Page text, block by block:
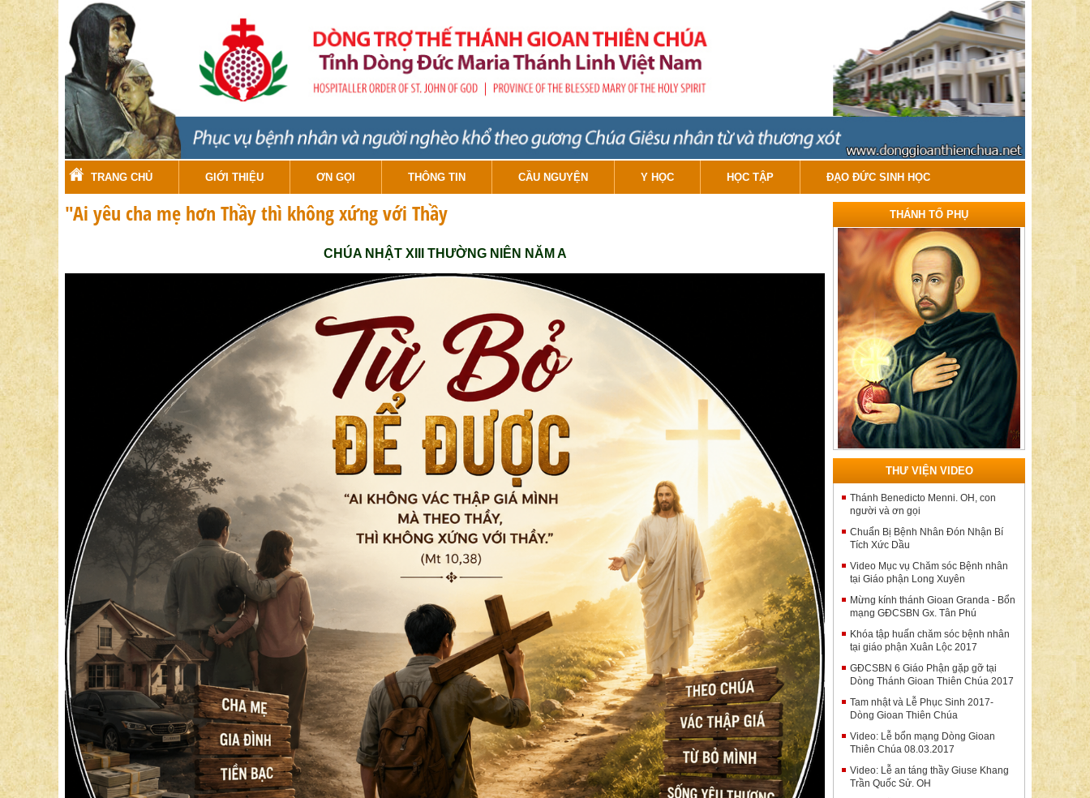
TRANG CHỦ GIỚI THIỆU ƠN GỌI THÔNG TIN CẦU NGUYỆN Y HỌC HỌC TẬP ĐẠO ĐỨC SINH HỌC
"Ai yêu cha mẹ hơn Thầy thì không xứng với Thầy
CHÚA NHẬT XIII THƯỜNG NIÊN NĂM A
THÁNH TỔ PHỤ
THƯ VIỆN VIDEO
Thánh Benedicto Menni. OH, con
người và ơn gọi
Chuẩn Bị Bệnh Nhân Đón Nhận Bí
Tích Xức Dầu
Video Mục vụ Chăm sóc Bệnh nhân
tại Giáo phận Long Xuyên
Mừng kính thánh Gioan Granda - Bổn
mạng GĐCSBN Gx. Tân Phú
Khóa tập huấn chăm sóc bệnh nhân
tại giáo phận Xuân Lộc 2017
GĐCSBN 6 Giáo Phận gặp gỡ tại
Dòng Thánh Gioan Thiên Chúa 2017
Tam nhật và Lễ Phục Sinh 2017-
Dòng Gioan Thiên Chúa
Video: Lễ bổn mạng Dòng Gioan
Thiên Chúa 08.03.2017
Video: Lễ an táng thầy Giuse Khang
Trần Quốc Sử. OH